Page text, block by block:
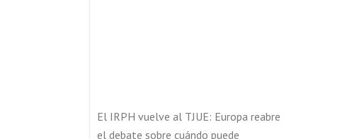
El IRPH vuelve al TJUE: Europa reabre
el debate sobre cuándo puede